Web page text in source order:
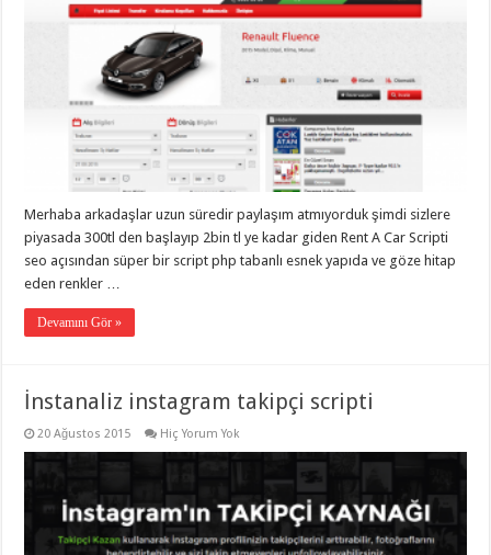
Merhaba arkadaşlar uzun süredir paylaşım atmıyorduk şimdi sizlere
piyasada 300tl den başlayıp 2bin tl ye kadar giden Rent A Car Scripti
seo açısından süper bir script php tabanlı esnek yapıda ve göze hitap
eden renkler …
Devamını Gör »
İnstanaliz instagram takipçi scripti
20 Ağustos 2015 Hiç Yorum Yok